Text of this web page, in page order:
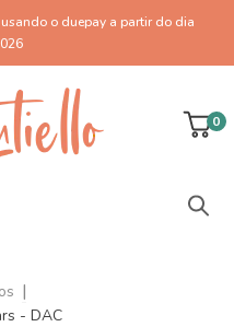
o duepay a partir do dia
0
|
- DAC